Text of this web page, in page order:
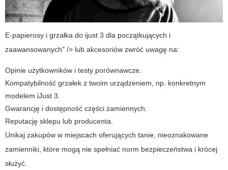
E-papierosy i grzałka do ijust 3 dla początkujących i
zaawansowanych" /> lub akcesoriów zwróć uwagę na:
Opinie użytkowników i testy porównawcze.
Kompatybilność grzałek z twoim urządzeniem, np. konkretnym
modelem iJust 3.
Gwarancję i dostępność części zamiennych.
Reputację sklepu lub producenta.
Unikaj zakupów w miejscach oferujących tanie, nieoznakowane
zamienniki, które mogą nie spełniać norm bezpieczeństwa i krócej
służyć.